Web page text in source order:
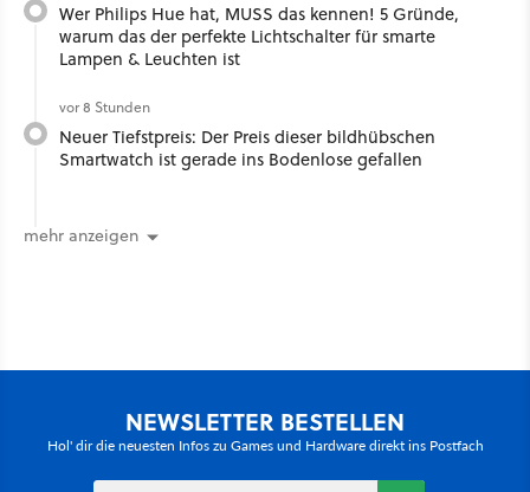
Wer Philips Hue hat, MUSS das kennen! 5 Gründe,
warum das der perfekte Lichtschalter für smarte
Lampen & Leuchten ist
vor 8 Stunden
Neuer Tiefstpreis: Der Preis dieser bildhübschen
Smartwatch ist gerade ins Bodenlose gefallen
mehr anzeigen
NEWSLETTER BESTELLEN
Hol' dir die neuesten Infos zu Games und Hardware direkt ins Postfach